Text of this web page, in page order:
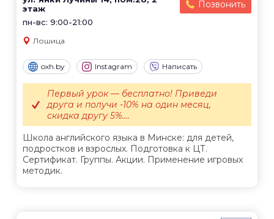
этаж
пн-вс: 9:00-21:00
Позвонить
Лошица
oxh.by Instagram Написать
Школа английского языка в Минске: для детей,
подростков и взрослых. Подготовка к ЦТ.
Сертификат. Группы. Акции. Применение игровых
методик.
Первый урок — бесплатно! Приведи
друга и получи -10% на один месяц,
скидка другу 5%....